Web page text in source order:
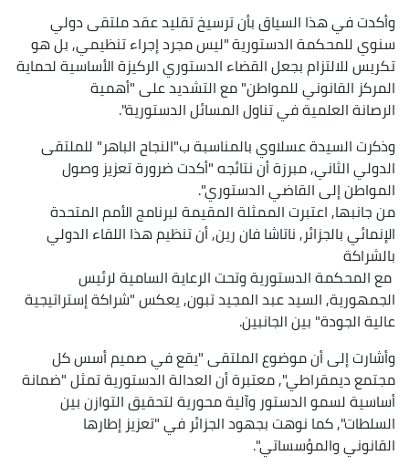
وأكدت في هذا السياق بأن ترسيخ تقليد عقد ملتقى دولي
سنوي للمحكمة الدستورية "ليس مجرد إجراء تنظيمي, بل هو
تكريس للالتزام بجعل القضاء الدستوري الركيزة الأساسية لحماية
المركز القانوني للمواطن" مع التشديد على "أهمية
الرصانة العلمية في تناول المسائل الدستورية".
وذكرت السيدة عسلاوي بالمناسبة ب"النجاح الباهر" للملتقى
الدولي الثاني, مبرزة أن نتائجه "أكدت ضرورة تعزيز وصول
المواطن إلى القاضي الدستوري".
من جانبها, اعتبرت الممثلة المقيمة لبرنامج الأمم المتحدة
الإنمائي بالجزائر, ناتاشا فان رين, أن تنظيم هذا اللقاء الدولي
بالشراكة
مع المحكمة الدستورية وتحت الرعاية السامية لرئيس
الجمهورية, السيد عبد المجيد تبون, يعكس "شراكة إستراتيجية
عالية الجودة" بين الجانبين.
وأشارت إلى أن موضوع الملتقى "يقع في صميم أسس كل
مجتمع ديمقراطي", معتبرة أن العدالة الدستورية تمثل "ضمانة
أساسية لسمو الدستور وآلية محورية لتحقيق التوازن بين
السلطات", كما نوهت بجهود الجزائر في "تعزيز إطارها
القانوني والمؤسساتي".